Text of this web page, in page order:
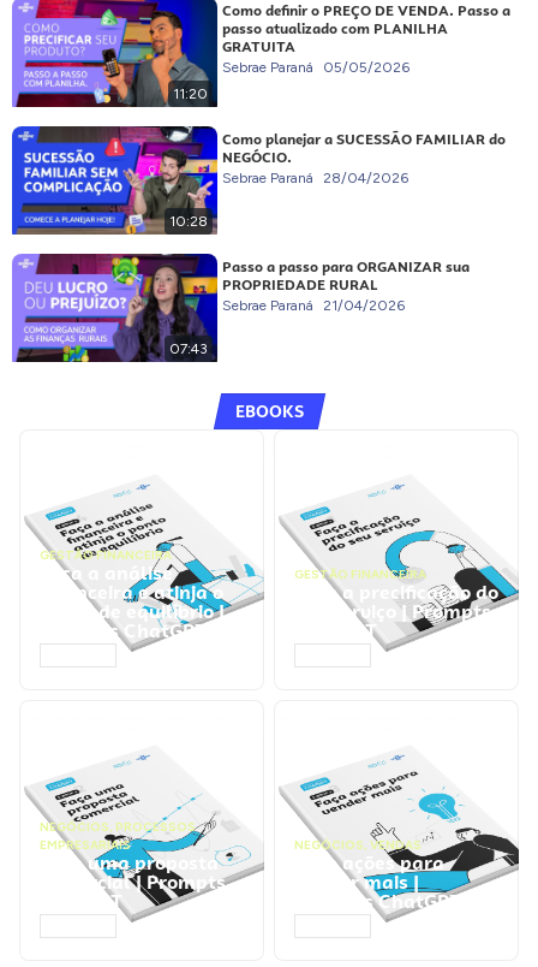
11:20
Como definir o PREÇO DE VENDA. Passo a
passo atualizado com PLANILHA
GRATUITA
Sebrae Paraná 05/05/2026
10:28
Como planejar a SUCESSÃO FAMILIAR do
NEGÓCIO.
Sebrae Paraná 28/04/2026
07:43
Passo a passo para ORGANIZAR sua
PROPRIEDADE RURAL
Sebrae Paraná 21/04/2026
EBOOKS
GESTÃO FINANCEIRA
Faça a análise
financeira e atinja o
ponto de equilíbrio |
Prompts ChatGPT
GESTÃO FINANCEIRA
Faça a precificação do
seu serviço | Prompts
ChatGPT
NEGÓCIOS, PROCESSOS
EMPRESARIAIS
Faça uma proposta
comercial | Prompts
ChatGPT
NEGÓCIOS, VENDAS
Faça ações para
vender mais |
Prompts ChatGPT